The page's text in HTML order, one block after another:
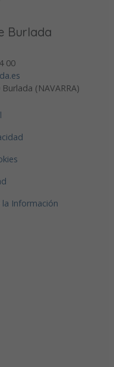
Burlada
00
(NAVARRA)
Información